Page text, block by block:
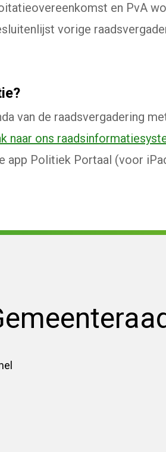
en PvA
vorige
van de raadsvergadering
naar ons
app Politiek Portaal (voor